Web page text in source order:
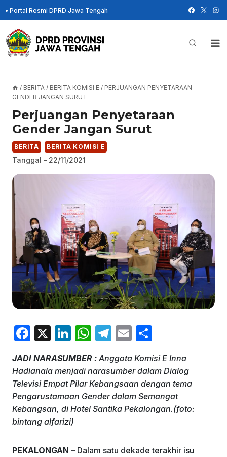
Skip
to
content
• Portal Resmi DPRD Jawa Tengah
/ BERITA / BERITA KOMISI E / PERJUANGAN PENYETARAAN
GENDER JANGAN SURUT
Perjuangan Penyetaraan
Gender Jangan Surut
BERITA BERITA KOMISI E
Tanggal - 22/11/2021
F
c
e
b
o
o
k
X
Li
k
e
dI
n
W
at
s
A
p
T
e
gr
a
m
E
ai
l
ar
e
JADI NARASUMBER : Anggota Komisi E Inna
Hadianala menjadi narasumber dalam Dialog
Televisi Empat Pilar Kebangsaan dengan tema
Pengarustamaan Gender dalam Semangat
Kebangsan, di Hotel Santika Pekalongan.(foto:
bintang alfarizi)
PEKALONGAN – Dalam satu dekade terakhir isu